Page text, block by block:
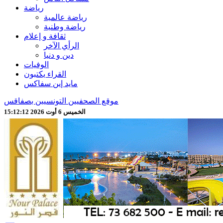
رياضة
رياضة عالمية
رياضة وطنية
ثقافة و إعلام
الرأي الآخر
دين و دنيا
الوفيات
القراء يكتبون
مايد إين سفاكس
موقع الصحفيين التونسيين بصفاقس
الخميس 6 أوت 2026 15:12:14